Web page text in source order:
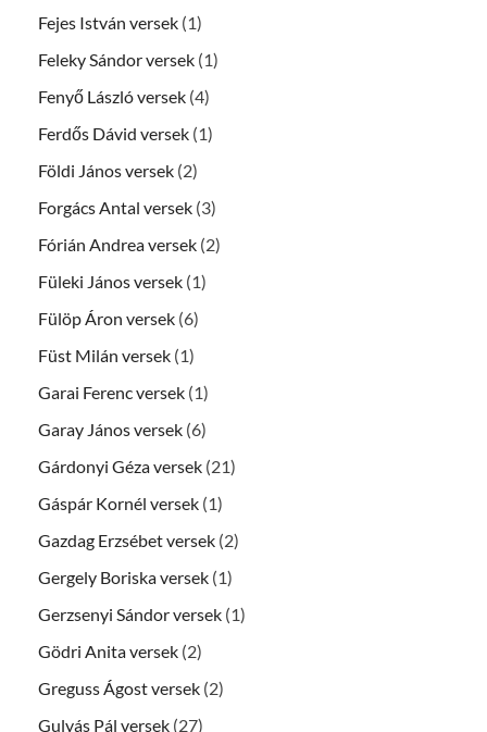
Fejes István versek (1)
Feleky Sándor versek (1)
Fenyő László versek (4)
Ferdős Dávid versek (1)
Földi János versek (2)
Forgács Antal versek (3)
Fórián Andrea versek (2)
Füleki János versek (1)
Fülöp Áron versek (6)
Füst Milán versek (1)
Garai Ferenc versek (1)
Garay János versek (6)
Gárdonyi Géza versek (21)
Gáspár Kornél versek (1)
Gazdag Erzsébet versek (2)
Gergely Boriska versek (1)
Gerzsenyi Sándor versek (1)
Gödri Anita versek (2)
Greguss Ágost versek (2)
Gulyás Pál versek (27)